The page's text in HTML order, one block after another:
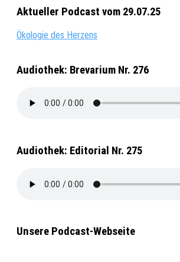
Aktueller Podcast vom 29.07.25
Ökologie des Herzens
Audiothek: Brevarium Nr. 276
Audiothek: Editorial Nr. 275
Unsere Podcast-Webseite